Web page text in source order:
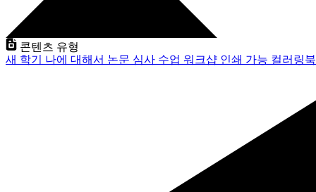
콘텐츠 유형
새 학기 나에 대해서 논문 심사 수업 워크샵 인쇄 가능 컬러링북